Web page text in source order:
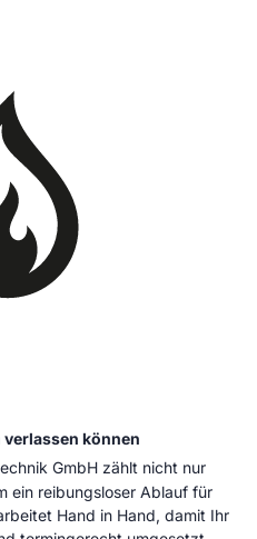
verlassen können
GmbH zählt nicht nur
ein reibungsloser Ablauf für
Hand in Hand, damit Ihr